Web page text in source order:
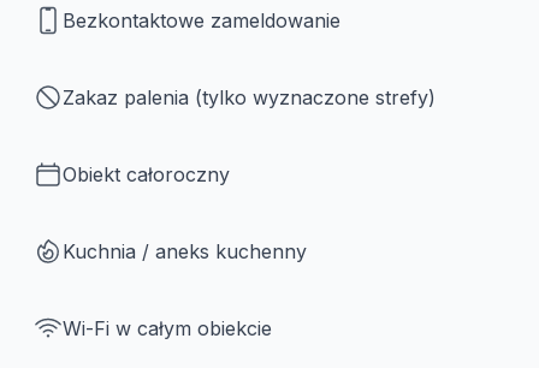
Bezkontaktowe zameldowanie
Zakaz palenia (tylko wyznaczone strefy)
Obiekt całoroczny
Kuchnia / aneks kuchenny
Wi-Fi w całym obiekcie